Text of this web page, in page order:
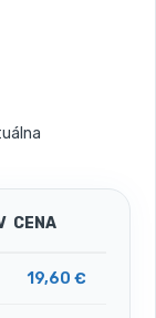
CENA
19,60 €